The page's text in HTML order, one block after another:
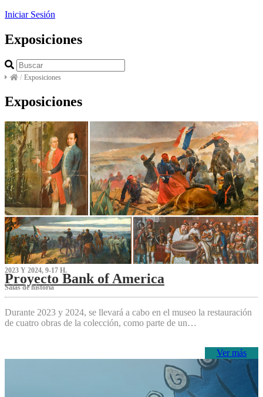
Iniciar Sesión
Exposiciones
/ Exposiciones
Exposiciones
2023 Y 2024, 9-17 H.
Proyecto Bank of America
S‌alas de historia
Durante 2023 y 2024, se llevará a cabo en el museo la restauración
de cuatro obras de la colección, como parte de un…
Ver más